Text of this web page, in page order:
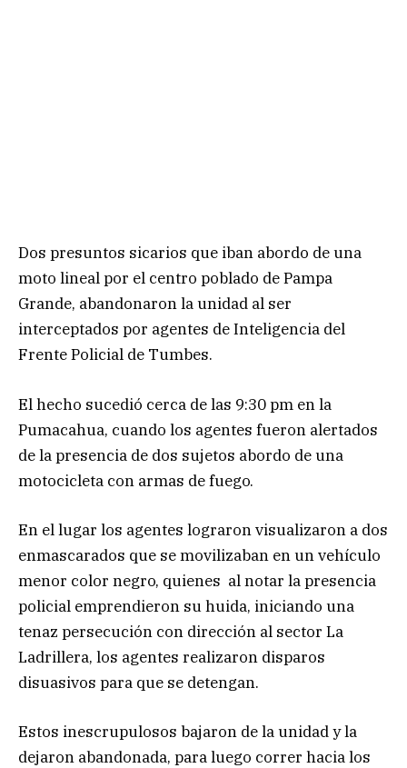
Dos presuntos sicarios que iban abordo de una
moto lineal por el centro poblado de Pampa
Grande, abandonaron la unidad al ser
interceptados por agentes de Inteligencia del
Frente Policial de Tumbes.
El hecho sucedió cerca de las 9:30 pm en la
Pumacahua, cuando los agentes fueron alertados
de la presencia de dos sujetos abordo de una
motocicleta con armas de fuego.
En el lugar los agentes lograron visualizaron a dos
enmascarados que se movilizaban en un vehículo
menor color negro, quienes al notar la presencia
policial emprendieron su huida, iniciando una
tenaz persecución con dirección al sector La
Ladrillera, los agentes realizaron disparos
disuasivos para que se detengan.
Estos inescrupulosos bajaron de la unidad y la
dejaron abandonada, para luego correr hacia los